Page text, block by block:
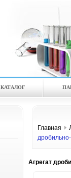
КАТАЛOГ
Главная
Агрегат